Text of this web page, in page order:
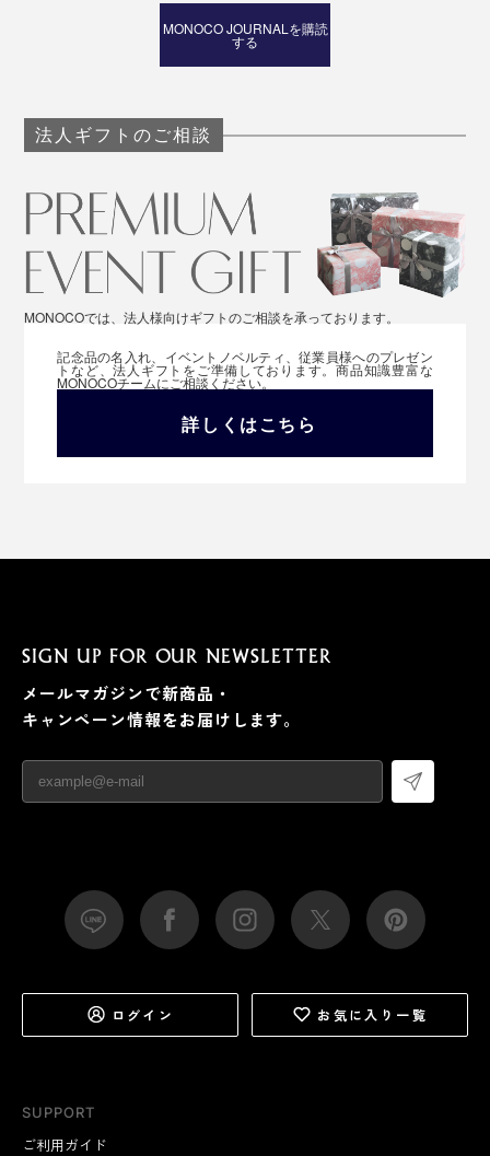
MONOCO JOURNALを購読
する
法人ギフトのご相談
MONOCOでは、法人様向けギフトのご相談を承っております。
記念品の名入れ、イベントノベルティ、従業員様へのプレゼン
トなど、法人ギフトをご準備しております。商品知識豊富な
MONOCOチームにご相談ください。
詳しくはこちら
SUPPORT
ご利用ガイド
SIGN UP FOR OUR NEWSLETTER
メールマガジンで新商品・
キャンペーン情報をお届けします。
ログイン お気に入り一覧